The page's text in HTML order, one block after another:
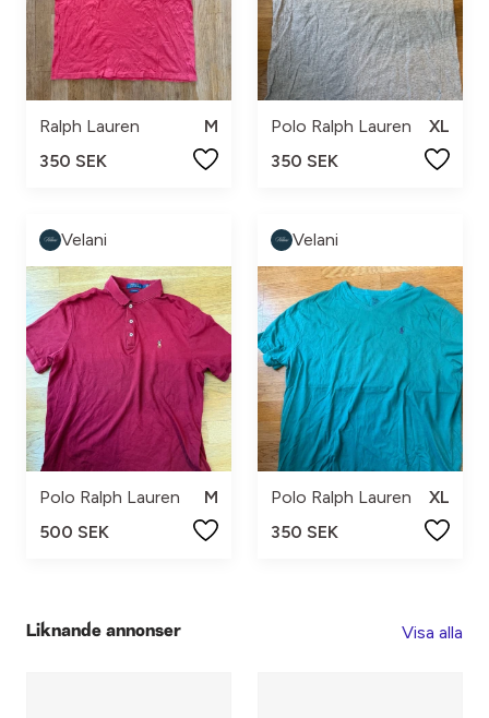
Ralph Lauren
M
350 SEK
Polo Ralph Lauren
XL
350 SEK
Velani
Polo Ralph Lauren
M
500 SEK
Velani
Polo Ralph Lauren
XL
350 SEK
Liknande annonser Visa alla